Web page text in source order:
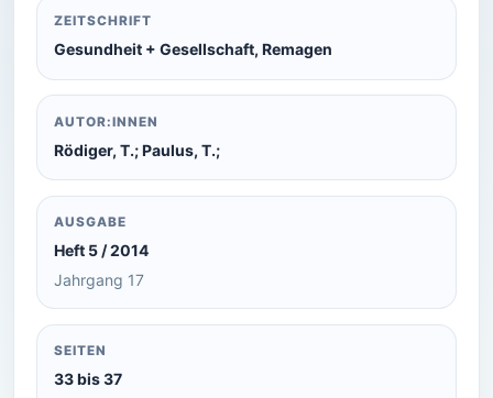
ZEITSCHRIFT
Gesundheit + Gesellschaft, Remagen
AUTOR:INNEN
Rödiger, T.; Paulus, T.;
AUSGABE
Heft 5 / 2014
Jahrgang 17
SEITEN
33 bis 37